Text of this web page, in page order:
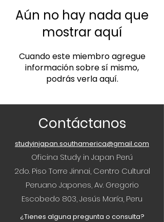
Aún no hay nada que
mostrar aquí
Cuando este miembro agregue
información sobre sí mismo,
podrás verla aquí.
Contáctanos
studyinjapan.southamerica@gmail.com
Oficina Study in Japan Perú
2do. Piso Torre Jinnai, Centro Cultural
Peruano Japones, Av. Gregorio
Escobedo 803, Jesús María, Peru
¿Tienes alguna pregunta o consulta?